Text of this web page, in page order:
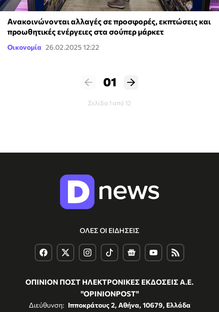
Ανακοινώνονται αλλαγές σε προσφορές, εκπτώσεις και
προωθητικές ενέργειες στα σούπερ μάρκετ
Οικονομία 26.02.2025 12:22
01
Σελίδα 1 από 12
ΟΛΕΣ ΟΙ ΕΙΔΗΣΕΙΣ
ΟΠΙΝΙΟΝ ΠΟΣΤ ΗΛΕΚΤΡΟΝΙΚΕΣ ΕΚΔΟΣΕΙΣ Α.Ε.
"OPINIONPOST"
Διεύθυνση: Ιπποκράτους 2, Αθήνα, 10679, Ελλάδα